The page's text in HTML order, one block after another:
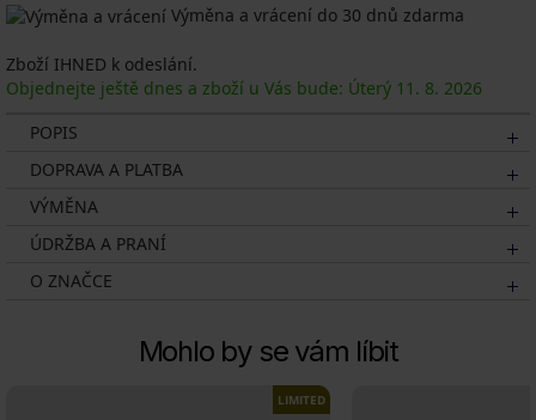
Výměna a vrácení do 30 dnů zdarma
Zboží IHNED k odeslání.
Objednejte ještě dnes a zboží u Vás bude: Úterý 11. 8. 2026
POPIS
DOPRAVA A PLATBA
VÝMĚNA
ÚDRŽBA A PRANÍ
O ZNAČCE
Mohlo by se vám líbit
LIMITED